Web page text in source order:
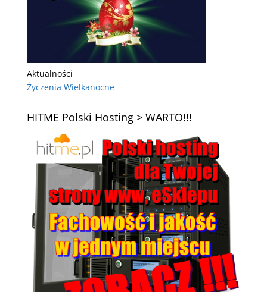
Aktualności
Życzenia Wielkanocne
HITME Polski Hosting > WARTO!!!